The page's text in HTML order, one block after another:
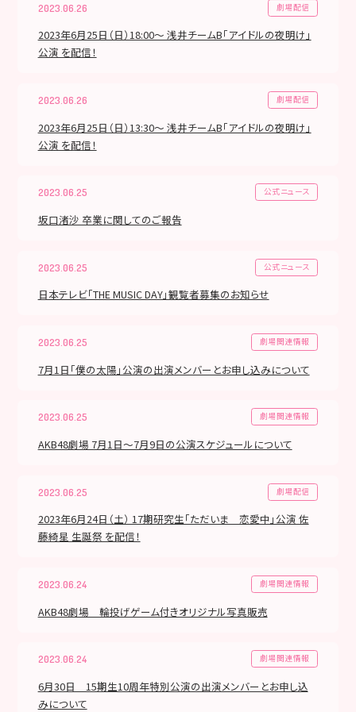
2023.06.26 劇場配信
2023年6月25日（日）18:00～ 浅井チームB「アイドルの夜明け」
公演 を配信！
2023.06.26 劇場配信
2023年6月25日（日）13:30～ 浅井チームB「アイドルの夜明け」
公演 を配信！
2023.06.25 公式ニュース
坂口渚沙 卒業に関してのご報告
2023.06.25 公式ニュース
日本テレビ「THE MUSIC DAY」観覧者募集のお知らせ
2023.06.25 劇場関連情報
7月1日「僕の太陽」公演の出演メンバーとお申し込みについて
2023.06.25 劇場関連情報
AKB48劇場 7月1日〜7月9日の公演スケジュールについて
2023.06.25 劇場配信
2023年6月24日（土） 17期研究生「ただいま 恋愛中」公演 佐
藤綺星 生誕祭 を配信！
2023.06.24 劇場関連情報
AKB48劇場 輪投げゲーム付きオリジナル写真販売
2023.06.24 劇場関連情報
6月30日 15期生10周年特別公演の出演メンバーとお申し込
みについて